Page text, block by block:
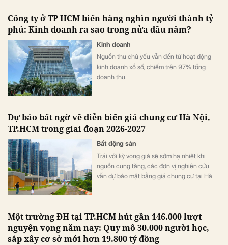
cho TP.HCM mà còn mở ra dư địa phát triển
cho các đô thị trên cả nước trong giai đoạn
Công ty ở TP HCM biến hàng nghìn người thành tỷ
phú: Kinh doanh ra sao trong nửa đầu năm?
Kinh doanh
Nguồn thu chủ yếu vẫn đến từ hoạt động
kinh doanh xổ số, chiếm trên 97% tổng
doanh thu.
Dự báo bất ngờ về diễn biến giá chung cư Hà Nội,
TP.HCM trong giai đoạn 2026-2027
Bất động sản
Trái với kỳ vọng giá sẽ sớm hạ nhiệt khi
nguồn cung tăng, các đơn vị nghiên cứu
vẫn dự báo mặt bằng giá chung cư tại Hà
Một trường ĐH tại TP.HCM hút gần 146.000 lượt
nguyện vọng năm nay: Quy mô 30.000 người học,
sắp xây cơ sở mới hơn 19.800 tỷ đồng